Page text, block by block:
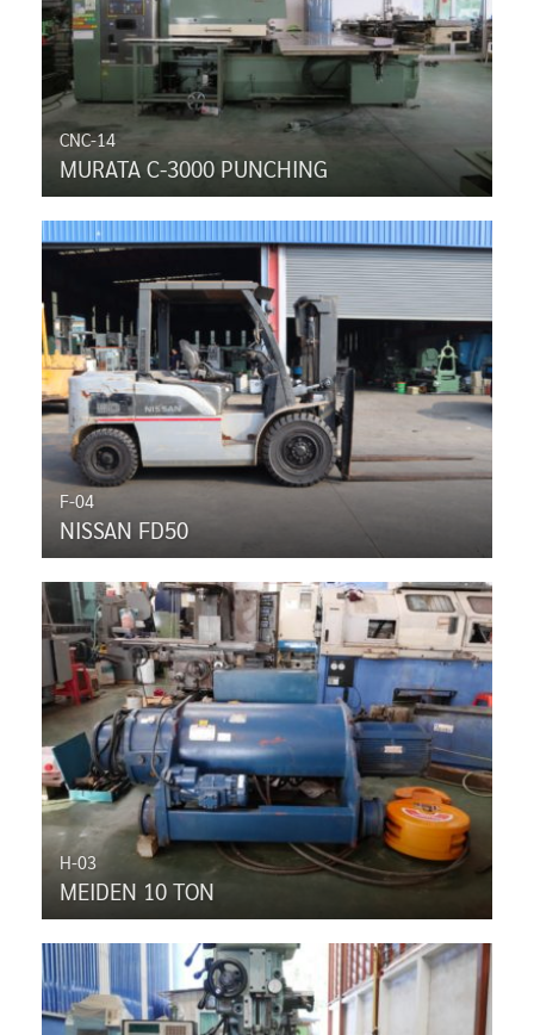
CNC-14
MURATA C-3000 PUNCHING
F-04
NISSAN FD50
H-03
MEIDEN 10 TON